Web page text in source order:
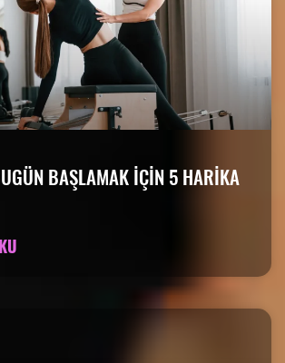
BAŞLAMAK IÇIN 5 HARIKA